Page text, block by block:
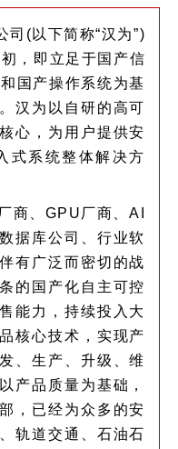
司(以下简称“汉为”)
，即立足于国产信
国产操作系统为基
汉为以自研的高可
心，为用户提供安
式系统整体解决方
商、GPU厂商、AI
据库公司、行业软
有广泛而密切的战
的国产化自主可控
能力，持续投入大
核心技术，实现产
、生产、升级、维
产品质量为基础，
，已经为众多的安
轨道交通、石油石